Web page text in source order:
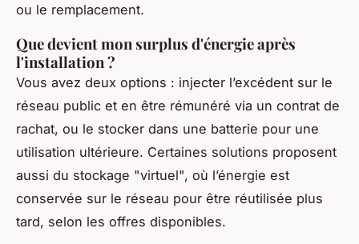
ou le remplacement.
Que devient mon surplus d'énergie après
l'installation ?
Vous avez deux options : injecter l’excédent sur le
réseau public et en être rémunéré via un contrat de
rachat, ou le stocker dans une batterie pour une
utilisation ultérieure. Certaines solutions proposent
aussi du stockage "virtuel", où l’énergie est
conservée sur le réseau pour être réutilisée plus
tard, selon les offres disponibles.